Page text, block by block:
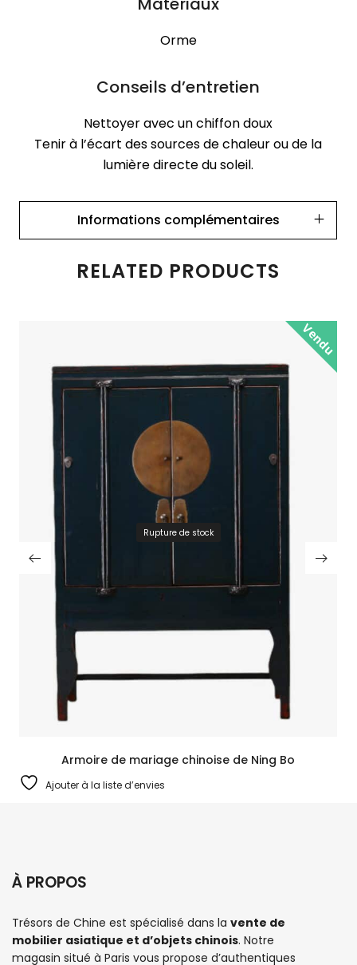
Orme
Conseils d’entretien
Nettoyer avec un chiffon doux
Tenir à l’écart des sources de chaleur ou de la
lumière directe du soleil.
Informations complémentaires
RELATED PRODUCTS
Vendu
Rupture de stock
Armoire de mariage chinoise de Ning Bo
Ajouter à la liste d’envies
À PROPOS
Trésors de Chine est spécialisé dans la vente de
mobilier asiatique et d’objets chinois. Notre
magasin situé à Paris vous propose d’authentiques